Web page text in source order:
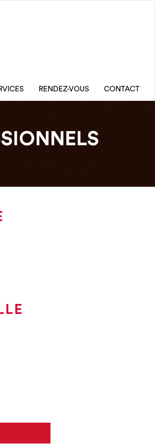
RENDEZ-VOUS CONTACT